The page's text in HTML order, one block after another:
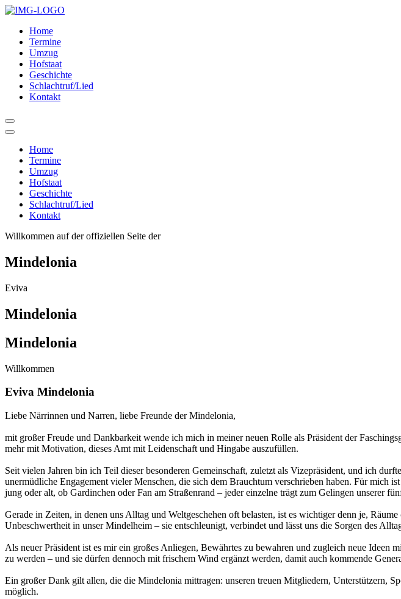
Home
Termine
Umzug
Hofstaat
Geschichte
Schlachtruf/Lied
Kontakt
Home
Termine
Umzug
Hofstaat
Geschichte
Schlachtruf/Lied
Kontakt
Willkommen auf der offiziellen Seite der
Mindelonia
Eviva
Mindelonia
Mindelonia
Willkommen
Eviva Mindelonia
Liebe Närrinnen und Narren, liebe Freunde der Mindelonia,
mit großer Freude und Dankbarkeit wende ich mich in meiner neuen Rolle als Präsident der
mehr mit Motivation, dieses Amt mit Leidenschaft und Hingabe auszufüllen.
Seit vielen Jahren bin ich Teil dieser besonderen Gemeinschaft, zuletzt als Vizepräsident, und ich
unermüdliche Engagement vieler Menschen, die sich dem Brauchtum verschrieben haben. Für
jung oder alt, ob Gardinchen oder Fan am Straßenrand – jeder einzelne trägt zum Gelingen unserer
Gerade in Zeiten, in denen uns Alltag und Weltgeschehen oft belasten, ist es wichtiger denn je,
Unbeschwertheit in unser Mindelheim – sie entschleunigt, verbindet und lässt uns die Sorgen des
Als neuer Präsident ist es mir ein großes Anliegen, Bewährtes zu bewahren und zugleich neue
zu werden – und sie dürfen dennoch mit frischem Wind ergänzt werden, damit auch kommende
Ein großer Dank gilt allen, die die Mindelonia mittragen: unseren treuen Mitgliedern, Unterstützern,
möglich.